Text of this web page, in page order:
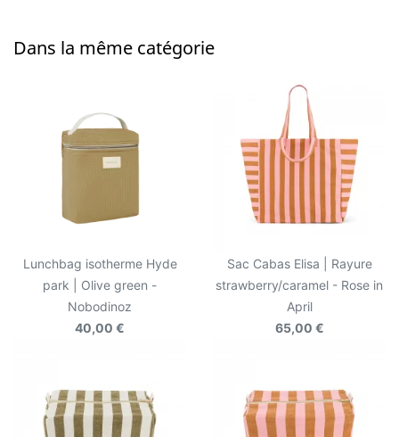
Dans la même catégorie
Lunchbag isotherme Hyde
park | Olive green -
Nobodinoz
40,00 €
Sac Cabas Elisa | Rayure
strawberry/caramel - Rose in
April
65,00 €